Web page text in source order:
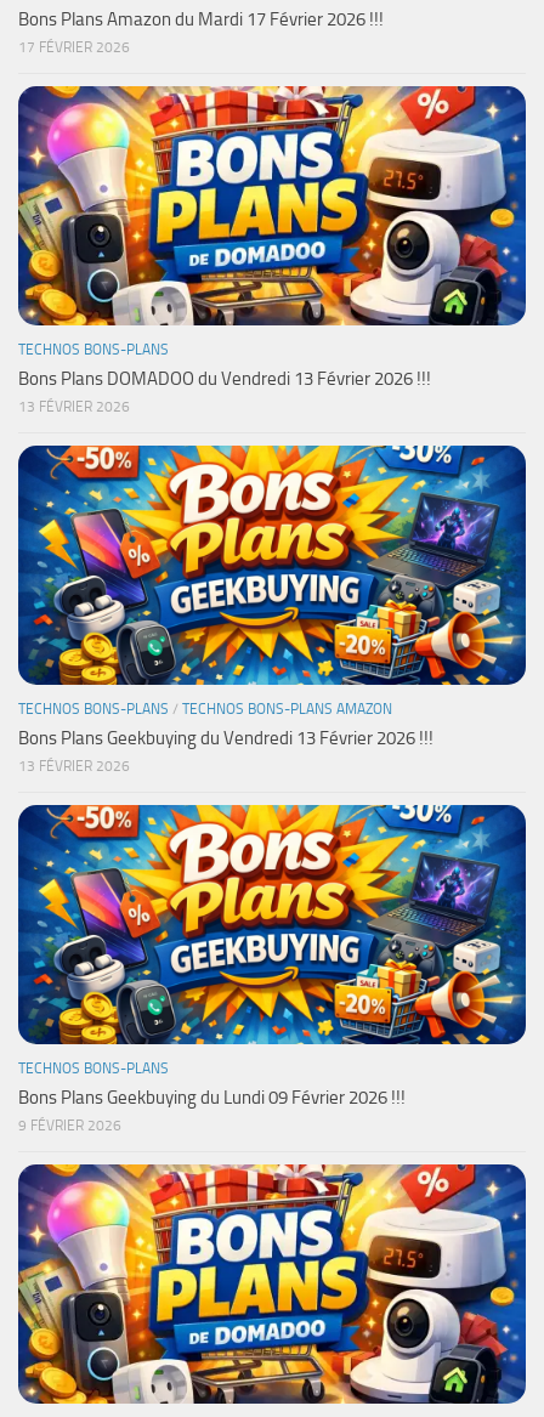
Bons Plans Amazon du Mardi 17 Février 2026 !!!
17 FÉVRIER 2026
TECHNOS BONS-PLANS
Bons Plans DOMADOO du Vendredi 13 Février 2026 !!!
13 FÉVRIER 2026
TECHNOS BONS-PLANS / TECHNOS BONS-PLANS AMAZON
Bons Plans Geekbuying du Vendredi 13 Février 2026 !!!
13 FÉVRIER 2026
TECHNOS BONS-PLANS
Bons Plans Geekbuying du Lundi 09 Février 2026 !!!
9 FÉVRIER 2026